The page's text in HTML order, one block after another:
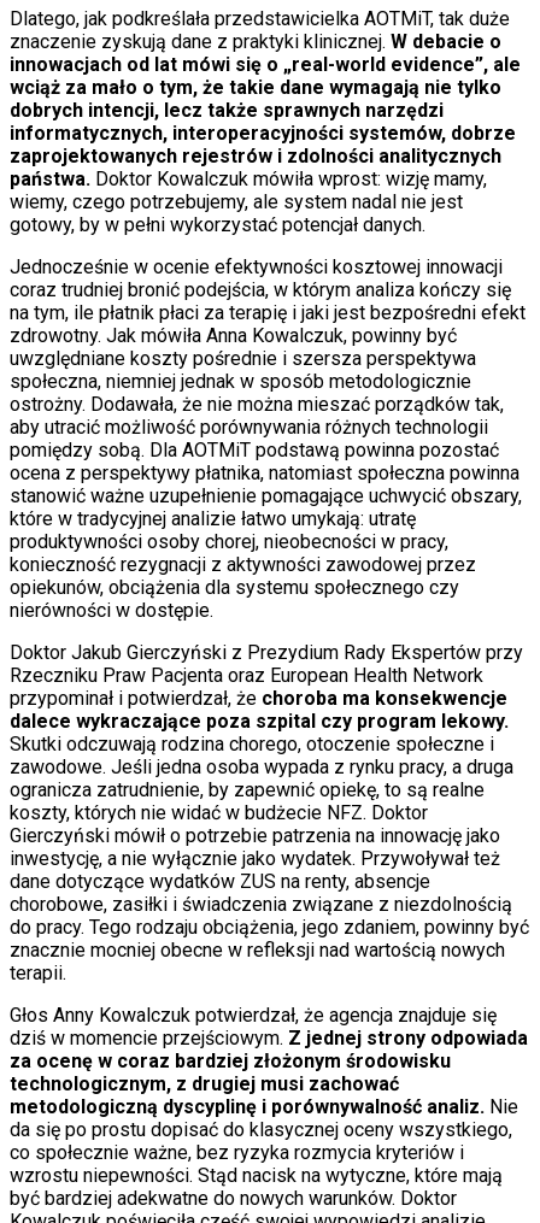
Dlatego, jak podkreślała przedstawicielka AOTMiT, tak duże
znaczenie zyskują dane z praktyki klinicznej. W debacie o
innowacjach od lat mówi się o „real-world evidence”, ale
wciąż za mało o tym, że takie dane wymagają nie tylko
dobrych intencji, lecz także sprawnych narzędzi
informatycznych, interoperacyjności systemów, dobrze
zaprojektowanych rejestrów i zdolności analitycznych
państwa. Doktor Kowalczuk mówiła wprost: wizję mamy,
wiemy, czego potrzebujemy, ale system nadal nie jest
gotowy, by w pełni wykorzystać potencjał danych.
Jednocześnie w ocenie efektywności kosztowej innowacji
coraz trudniej bronić podejścia, w którym analiza kończy się
na tym, ile płatnik płaci za terapię i jaki jest bezpośredni efekt
zdrowotny. Jak mówiła Anna Kowalczuk, powinny być
uwzględniane koszty pośrednie i szersza perspektywa
społeczna, niemniej jednak w sposób metodologicznie
ostrożny. Dodawała, że nie można mieszać porządków tak,
aby utracić możliwość porównywania różnych technologii
pomiędzy sobą. Dla AOTMiT podstawą powinna pozostać
ocena z perspektywy płatnika, natomiast społeczna powinna
stanowić ważne uzupełnienie pomagające uchwycić obszary,
które w tradycyjnej analizie łatwo umykają: utratę
produktywności osoby chorej, nieobecności w pracy,
konieczność rezygnacji z aktywności zawodowej przez
opiekunów, obciążenia dla systemu społecznego czy
nierówności w dostępie.
Doktor Jakub Gierczyński z Prezydium Rady Ekspertów przy
Rzeczniku Praw Pacjenta oraz European Health Network
przypominał i potwierdzał, że choroba ma konsekwencje
dalece wykraczające poza szpital czy program lekowy.
Skutki odczuwają rodzina chorego, otoczenie społeczne i
zawodowe. Jeśli jedna osoba wypada z rynku pracy, a druga
ogranicza zatrudnienie, by zapewnić opiekę, to są realne
koszty, których nie widać w budżecie NFZ. Doktor
Gierczyński mówił o potrzebie patrzenia na innowację jako
inwestycję, a nie wyłącznie jako wydatek. Przywoływał też
dane dotyczące wydatków ZUS na renty, absencje
chorobowe, zasiłki i świadczenia związane z niezdolnością
do pracy. Tego rodzaju obciążenia, jego zdaniem, powinny być
znacznie mocniej obecne w refleksji nad wartością nowych
terapii.
Głos Anny Kowalczuk potwierdzał, że agencja znajduje się
dziś w momencie przejściowym. Z jednej strony odpowiada
za ocenę w coraz bardziej złożonym środowisku
technologicznym, z drugiej musi zachować
metodologiczną dyscyplinę i porównywalność analiz. Nie
da się po prostu dopisać do klasycznej oceny wszystkiego,
co społecznie ważne, bez ryzyka rozmycia kryteriów i
wzrostu niepewności. Stąd nacisk na wytyczne, które mają
być bardziej adekwatne do nowych warunków. Doktor